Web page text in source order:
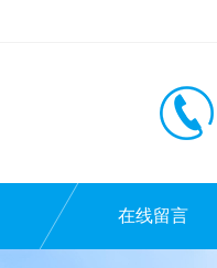
在线留言